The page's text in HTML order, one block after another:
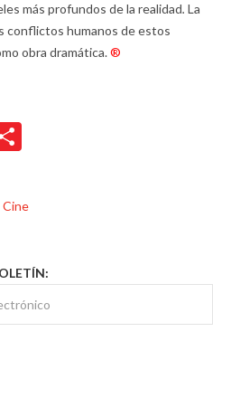
más profundos de la realidad. La
conflictos humanos de estos
obra dramática.®
Cine